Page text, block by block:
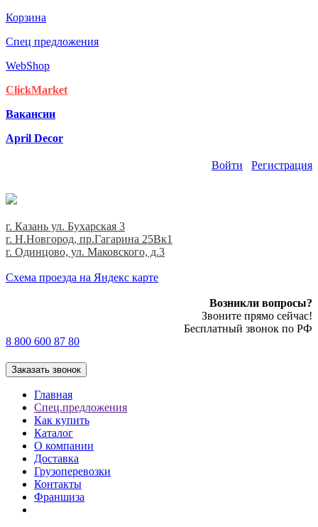
Корзина
Спец предложения
WebShop
ClickMarket
Вакансии
April Decor
Войти Регистрация
г. Казань ул. Бухарская 3
г. Н.Новгород, пр.Гагарина 25Вк1
г. Одинцово, ул. Маковского, д.3
Cхема проезда на Яндекс карте
Возникли вопросы?
Звоните прямо сейчас!
Бесплатный звонок по РФ
8 800 600 87 80
Заказать звонок
Главная
Спец.предложения
Как купить
Каталог
О компании
Доставка
Грузоперевозки
Контакты
Франшиза